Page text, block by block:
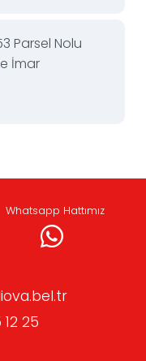
Parsel Nolu
İmar
Whatsapp Hattımız
25